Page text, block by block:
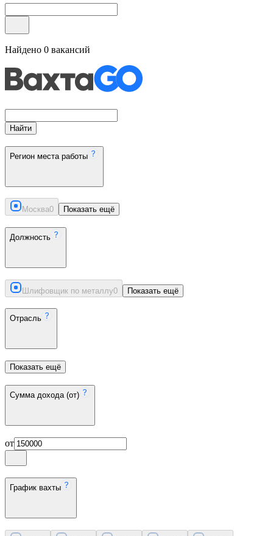
Найдено 0 вакансий
Найти
Регион места работы
Москва0 Показать ещё
Должность
Шлифовщик по металлу0 Показать ещё
Отрасль
Показать ещё
Сумма дохода (от)
от
График вахты